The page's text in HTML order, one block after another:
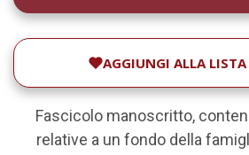
AGGIUNGI ALLA LISTA
Fascicolo manoscritto,
relative a un fondo della